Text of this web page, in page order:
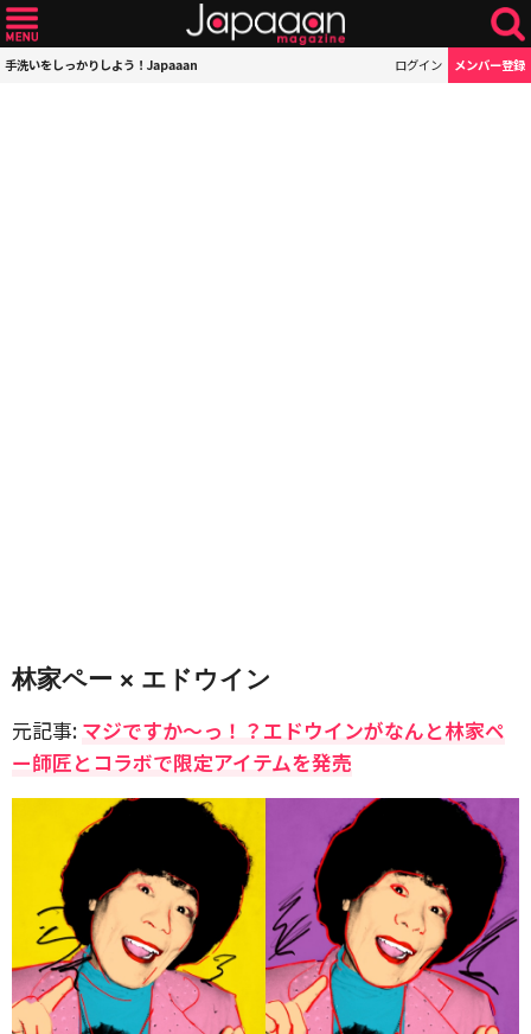
手洗いをしっかりしよう！Japaaan ログイン メンバー登録
林家ペー × エドウイン
元記事: マジですか〜っ！？エドウインがなんと林家ペ
ー師匠とコラボで限定アイテムを発売